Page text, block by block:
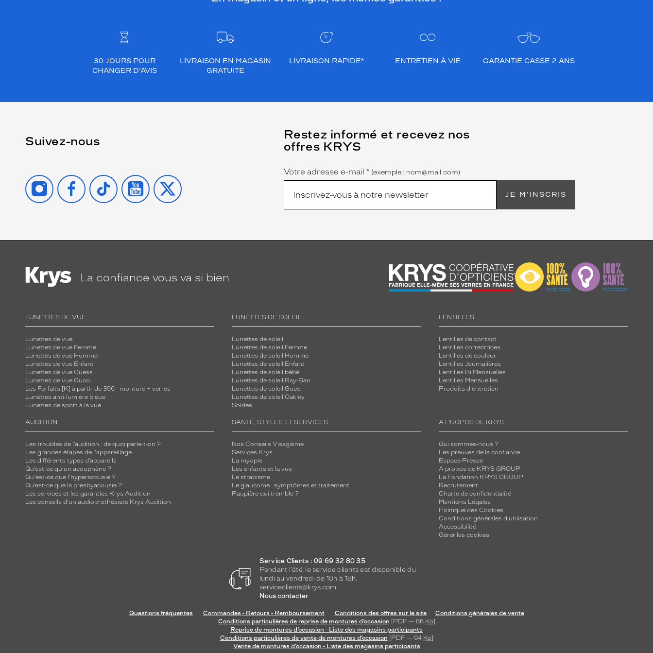
30 JOURS POUR
CHANGER D’AVIS
LIVRAISON EN MAGASIN
GRATUITE
LIVRAISON RAPIDE* ENTRETIEN À VIE GARANTIE CASSE 2 ANS
Suivez-nous
INSTAGRAMFACEBOOK
TIKTOK YOUTUBE
X
Restez informé et recevez nos
offres KRYS
Name
Votre adresse e-mail *
(Ce
champ
est
obligatoire)
(exemple : nom@mail.com)
JE M'INSCRIS
La confiance vous va si bien
LUNETTES DE VUE
Lunettes de vue
Lunettes de vue Femme
Lunettes de vue Homme
Lunettes de vue Enfant
Lunettes de vue Guess
Lunettes de vue Gucci
Les Forfaits [K] à partir de 39€ - monture + verres
Lunettes anti-lumière bleue
Lunettes de sport à la vue
LUNETTES DE SOLEIL
Lunettes de soleil
Lunettes de soleil Femme
Lunettes de soleil Homme
Lunettes de soleil Enfant
Lunettes de soleil bébé
Lunettes de soleil Ray-Ban
Lunettes de soleil Gucci
Lunettes de soleil Oakley
Soldes
LENTILLES
Lentilles de contact
Lentilles correctrices
Lentilles de couleur
Lentilles Journalières
Lentilles Bi Mensuelles
Lentilles Mensuelles
Produits d'entretien
AUDITION
Les troubles de l’audition : de quoi parle-t-on ?
Les grandes étapes de l'appareillage
Les différents types d’appareils
Qu’est-ce qu'un acouphène ?
Qu'est-ce que l'hyperacousie ?
Qu’est-ce que la presbyacousie ?
Les services et les garanties Krys Audition
Les conseils d'un audioprothésiste Krys Audition
SANTÉ, STYLES ET SERVICES
Nos Conseils Visagisme
Services Krys
La myopie
Les enfants et la vue
Le strabisme
Le glaucome : symptômes et traitement
Paupière qui tremble ?
A PROPOS DE KRYS
Qui sommes-nous ?
Les preuves de la confiance
Espace Presse
A propos de KRYS GROUP
La Fondation KRYS GROUP
Recrutement
Charte de confidentialité
Mentions Légales
Politique des Cookies
Conditions générales d'utilisation
Accessibilité
Gérer les cookies
Service Clients : 09 69 32 80 35
Pendant l'été, le service clients est disponible du
lundi au vendredi de 10h à 18h.
serviceclients@krys.com
Nous contacter
Questions fréquentes Commandes - Retours - Remboursement Conditions des offres sur le site
Conditions générales de vente
Conditions particulières de reprise de montures d’occasion [PDF — 86 Ko]
Reprise de montures d’occasion - Liste des magasins participants
Conditions particulières de vente de montures d’occasion [PDF — 94 Ko]
Vente de montures d’occasion - Liste des magasins participants